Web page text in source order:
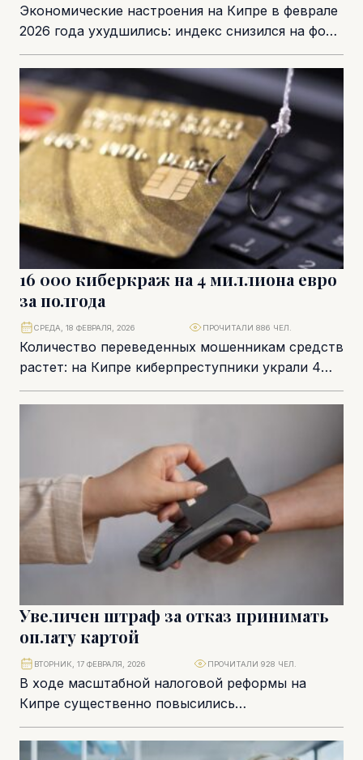
Экономические настроения на Кипре в феврале
2026 года ухудшились: индекс снизился на фоне
падения уверенности в секторе услуг и
ухудшения...
16 000 киберкраж на 4 миллиона евро
за полгода
Количество переведенных мошенникам средств
растет: на Кипре киберпреступники украли 4
миллиона евро за шесть месяцев. Практически
все случаи относятся к...
СРЕДА, 18 ФЕВРАЛЯ, 2026 ПРОЧИТАЛИ 886 ЧЕЛ.
Увеличен штраф за отказ принимать
оплату картой
В ходе масштабной налоговой реформы на
Кипре существенно повысились
административные штрафы. В их числе и штраф
за отказ бизнеса принимать...
ВТОРНИК, 17 ФЕВРАЛЯ, 2026 ПРОЧИТАЛИ 928 ЧЕЛ.